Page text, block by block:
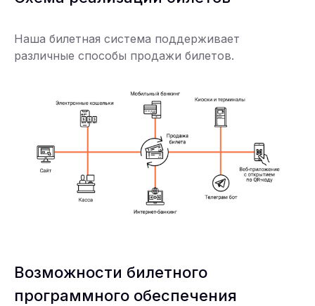
Наша билетная система поддерживает
различные способы продажи билетов.
Возможности билетного
программного обеспечения